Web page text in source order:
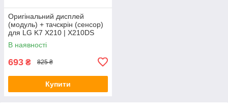
Оригінальний дисплей
(модуль) + тачскрін (сенсор)
для LG K7 X210 | X210DS
(чорний колір)
В наявності
693 ₴ 825 ₴
Купити